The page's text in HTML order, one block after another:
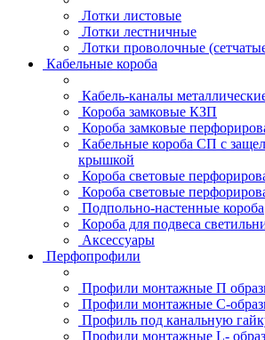
Лотки листовые
Лотки лестничные
Лотки проволочные
Кабельные короба
Кабель-каналы
Короба замковые КЗП
Короба замковые
Кабельные короба СП с
крышкой
Короба световые
Короба световые
Подпольно-настенные короба
Короба для подвеса
Аксессуары
Перфопрофили
Профили монтажные П
Профили монтажные C-
Профиль под канальную
Профили монтажные L-